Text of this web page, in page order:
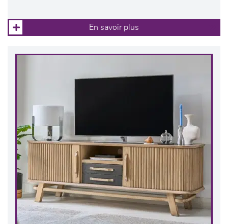
En savoir plus